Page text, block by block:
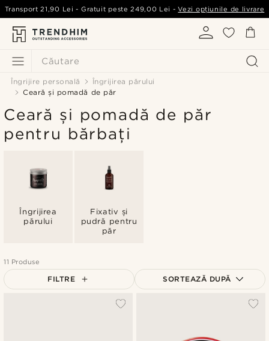
Căutare
Transport 21,90 Lei - Gratuit peste249,00 Lei -Vezi opțiunile de livrare
Îngrijire personală
Îngrijirea părului
Ceară și pomadă de păr
Ceară și pomadă de păr
pentru bărbați
Îngrijirea
părului
Fixativ și
pudră pentru
păr
11 Produse
FILTRE SORTEAZĂ DUPĂ
Preț crescător